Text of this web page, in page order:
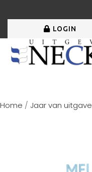
LOGIN
Home / Jaar van uitgave